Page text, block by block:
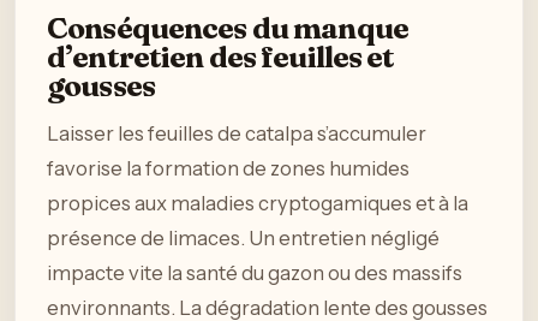
Conséquences du manque
d’entretien des feuilles et
gousses
Laisser les feuilles de catalpa s’accumuler
favorise la formation de zones humides
propices aux maladies cryptogamiques et à la
présence de limaces. Un entretien négligé
impacte vite la santé du gazon ou des massifs
environnants. La dégradation lente des gousses